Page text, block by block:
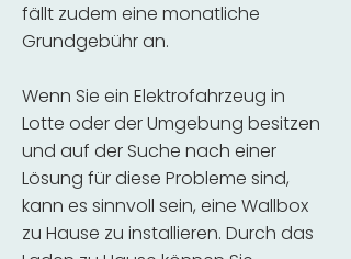
fällt zudem eine monatliche
Grundgebühr an.
Wenn Sie ein Elektrofahrzeug in
Lotte oder der Umgebung besitzen
und auf der Suche nach einer
Lösung für diese Probleme sind,
kann es sinnvoll sein, eine Wallbox
zu Hause zu installieren. Durch das